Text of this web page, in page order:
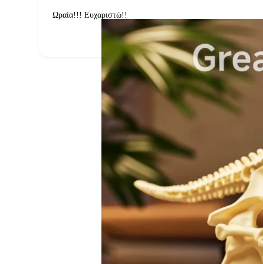
1. Κατάλληλη Επιλογή Παιχνιδιών
Επιλέγετε παιχνίδια που ενισχύουν την
παιδιού. Δεν είναι πάντα το πιο ακριβό
τις ανάγκες και τα ενδιαφέροντα του παιδιού.
2. Προσοχή στα Παιχνίδια με Βίαιο Περιεχόμενο
Αποφύγετε παιχνίδια που προωθούν τη βία ή
σε διάκριση ή ρατσιστικές αντιλήψεις.
ενισχύουν θετικές κοινωνικές δεξιότητες.
3. Εξοπλισμός Ασφαλείας
Για παιχνίδια με ρόδες, όπως ποδήλατα και
κατάλληλο εξοπλισμό ασφαλείας, όπως κράνος
4. Συμβουλευτείτε τους Ειδικούς
Εάν έχετε αμφιβολίες σχετικά με τη
Ωραία!!! Ευχαριστώ!!